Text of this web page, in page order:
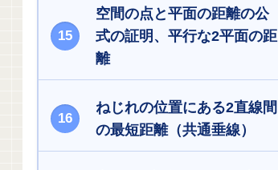
空間の点と平面の距離の公
式の証明、平行な2平面の距
離
ねじれの位置にある2直線間
の最短距離（共通垂線）